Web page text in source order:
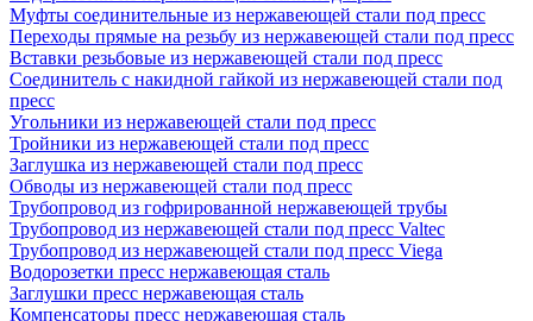
Муфты соединительные из нержавеющей стали под пресс
Переходы прямые на резьбу из нержавеющей стали под пресс
Вставки резьбовые из нержавеющей стали под пресс
Соединитель с накидной гайкой из нержавеющей стали под
пресс
Угольники из нержавеющей стали под пресс
Тройники из нержавеющей стали под пресс
Заглушка из нержавеющей стали под пресс
Обводы из нержавеющей стали под пресс
Трубопровод из гофрированной нержавеющей трубы
Трубопровод из нержавеющей стали под пресс Valtec
Трубопровод из нержавеющей стали под пресс Viega
Водорозетки пресс нержавеющая сталь
Заглушки пресс нержавеющая сталь
Компенсаторы пресс нержавеющая сталь